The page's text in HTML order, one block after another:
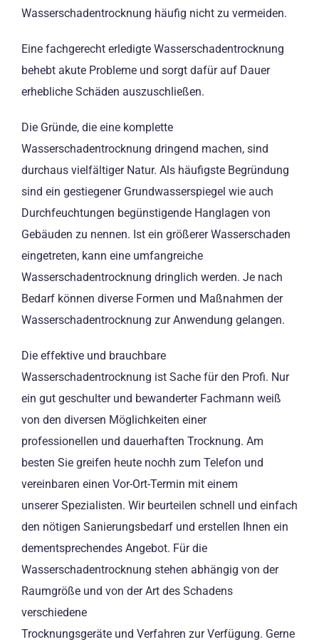
Wasserschadentrocknung häufig nicht zu vermeiden.
Eine fachgerecht erledigte Wasserschadentrocknung
behebt akute Probleme und sorgt dafür auf Dauer
erhebliche Schäden auszuschließen.
Die Gründe, die eine komplette
Wasserschadentrocknung dringend machen, sind
durchaus vielfältiger Natur. Als häufigste Begründung
sind ein gestiegener Grundwasserspiegel wie auch
Durchfeuchtungen begünstigende Hanglagen von
Gebäuden zu nennen. Ist ein größerer Wasserschaden
eingetreten, kann eine umfangreiche
Wasserschadentrocknung dringlich werden. Je nach
Bedarf können diverse Formen und Maßnahmen der
Wasserschadentrocknung zur Anwendung gelangen.
Die effektive und brauchbare
Wasserschadentrocknung ist Sache für den Profi. Nur
ein gut geschulter und bewanderter Fachmann weiß
von den diversen Möglichkeiten einer
professionellen und dauerhaften Trocknung. Am
besten Sie greifen heute nochh zum Telefon und
vereinbaren einen Vor-Ort-Termin mit einem
unserer Spezialisten. Wir beurteilen schnell und einfach
den nötigen Sanierungsbedarf und erstellen Ihnen ein
dementsprechendes Angebot. Für die
Wasserschadentrocknung stehen abhängig von der
Raumgröße und von der Art des Schadens
verschiedene
Trocknungsgeräte und Verfahren zur Verfügung. Gerne